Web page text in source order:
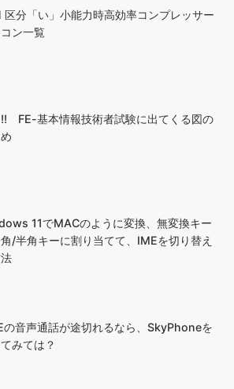
区分「い」小能力時高効率コンプレッサー
ン一覧
FE-基本情報技術者試験に出てくる図の
11でMACのように変換、無変換キー
/半角キーに割り当てて、IMEを切り替え
の音声通話が途切れるなら、SkyPhoneを
みては？